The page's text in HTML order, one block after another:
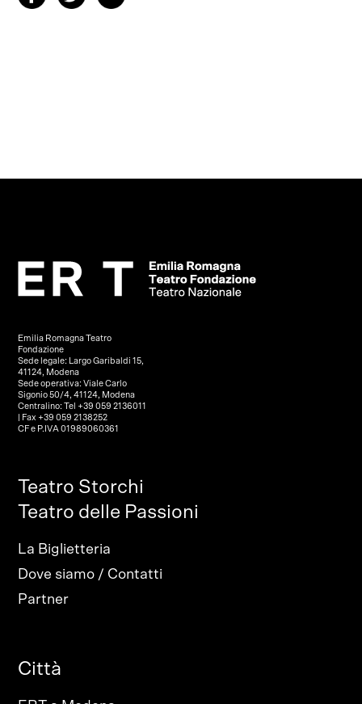
Emilia Romagna Teatro
Fondazione
Sede legale: Largo Garibaldi 15,
41124, Modena
Sede operativa: Viale Carlo
Sigonio 50/4, 41124, Modena
Centralino: Tel +39 059 2136011
| Fax +39 059 2138252
CF e P.IVA 01989060361
Teatro Storchi
Teatro delle Passioni
La Biglietteria
Dove siamo / Contatti
Partner
Città